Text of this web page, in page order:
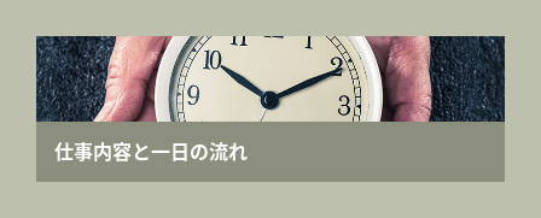
仕事内容と一日の流れ